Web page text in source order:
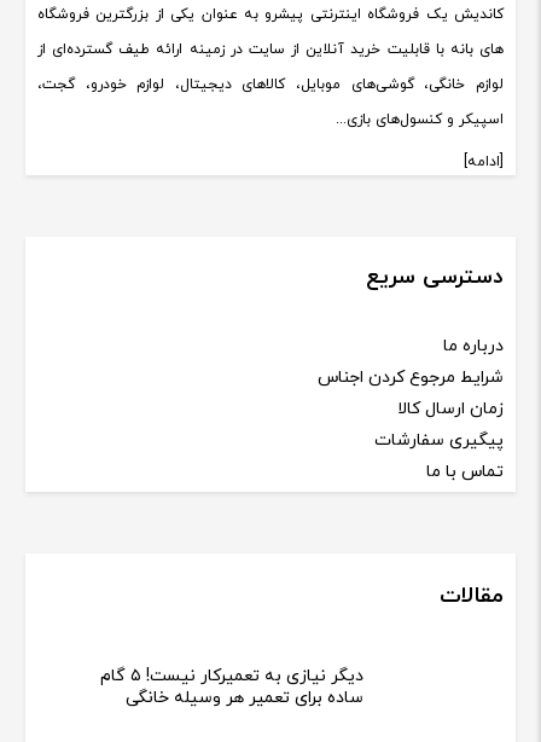
کاندیش یک فروشگاه اینترنتی پیشرو به عنوان یکی از بزرگترین فروشگاه
های بانه با قابلیت خرید آنلاین از سایت در زمینه ارائه طیف گسترده‌ای از
لوازم خانگی، گوشی‌های موبایل، کالاهای دیجیتال، لوازم خودرو، گجت،
اسپیکر و کنسول‌های بازی...
[ادامه]
دسترسی سریع
درباره ما
شرایط مرجوع کردن اجناس
زمان ارسال کالا
پیگیری سفارشات
تماس با ما
مقالات
دیگر نیازی به تعمیرکار نیست! ۵ گام
ساده برای تعمیر هر وسیله خانگی